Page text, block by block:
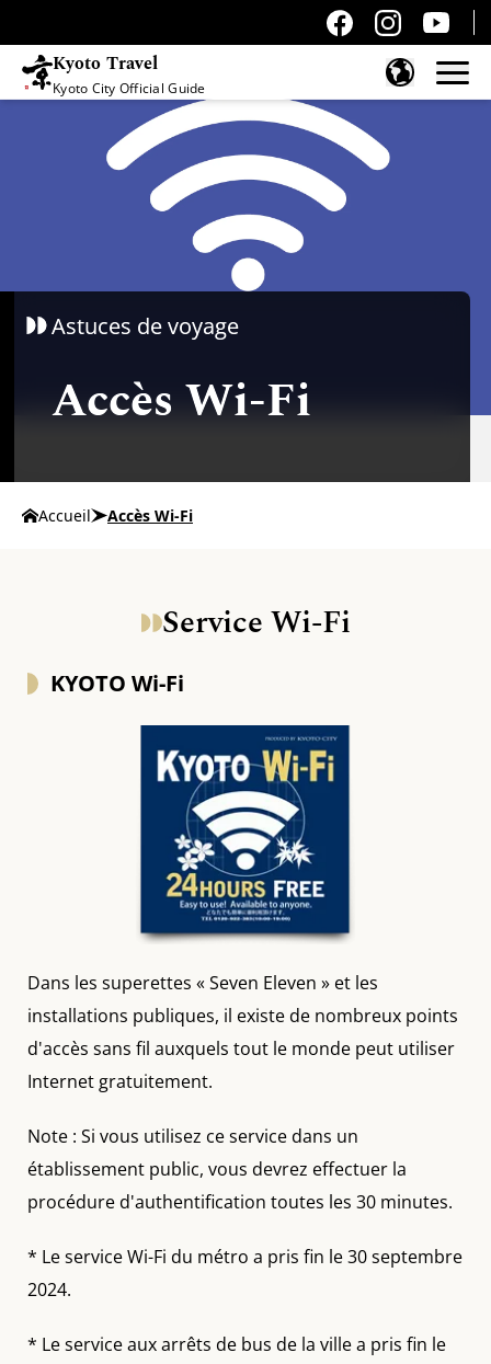
Kyoto Travel
Kyoto City Official Guide
Astuces de voyage
Accès Wi-Fi
Accueil Accès Wi-Fi
Service Wi-Fi
KYOTO Wi-Fi
Dans les superettes « Seven Eleven » et les
installations publiques, il existe de nombreux points
d'accès sans fil auxquels tout le monde peut utiliser
Internet gratuitement.
Note : Si vous utilisez ce service dans un
établissement public, vous devrez effectuer la
procédure d'authentification toutes les 30 minutes.
* Le service Wi-Fi du métro a pris fin le 30 septembre
2024.
* Le service aux arrêts de bus de la ville a pris fin le